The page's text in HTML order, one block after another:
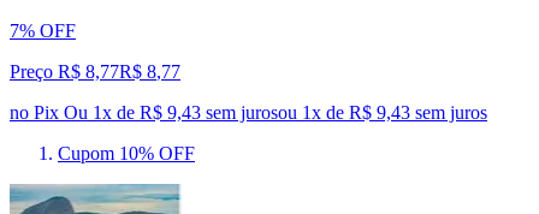
7% OFF
Preço R$ 8,77R$ 8,77
no Pix Ou 1x de R$ 9,43 sem jurosou 1x de R$ 9,43 sem juros
Cupom 10% OFF